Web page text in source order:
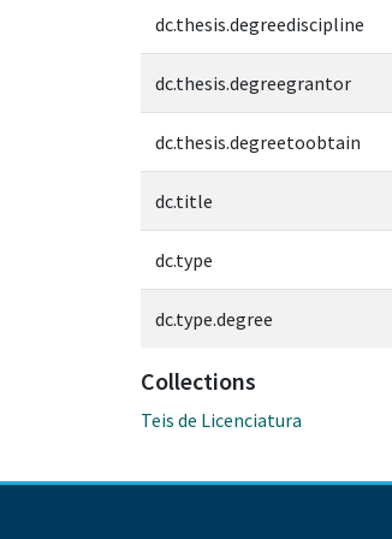
dc.thesis.degreediscipline
dc.thesis.degreegrantor
dc.thesis.degreetoobtain
dc.title
dc.type
dc.type.degree
Collections
Teis de Licenciatura